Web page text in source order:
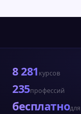
8 281 курсов
235профессий
бесплатно